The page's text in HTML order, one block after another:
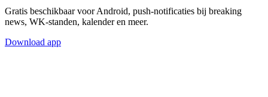
Gratis beschikbaar voor Android, push-notificaties bij breaking
news, WK-standen, kalender en meer.
Download app